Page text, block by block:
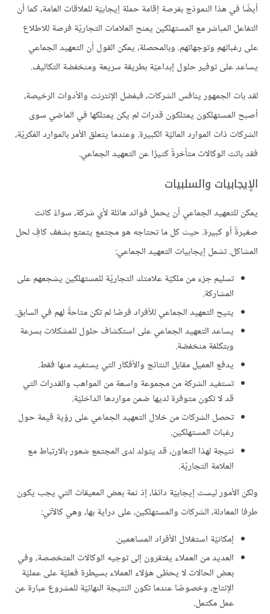
أيضًا في هذا النموذج بفرصة إقامة حملة إيجابيّة للعلاقات العامة، كما أن
التفاعل المباشر مع المستهلكين يمنح العلامات التجاريّة فرصة للاطلاع
على رغباتهم وتوجهاتهم. وبالمحصلة، يمكن القول أن التعهيد الجماعي
يساعد على توفير حلول إبداعيّة بطريقة سريعة ومنخفضة التكاليف.
لقد بات الجمهور ينافس الشركات، فبفضل الإنترنت والأدوات الرخيصة،
أصبح المستهلكون يمتلكون قدرات لم يكن يمتلكها في الماضي سوى
الشركات ذات الموارد الماليّة الكبيرة. وعندما يتعلق الأمر بالموارد الفكريّة،
فقد باتت الوكالات متأخرةً كثيرًا عن التعهيد الجماعي.
الإيجابيات والسلبيات
يمكن للتعهيد الجماعي أن يحمل فوائد هائلة لأي شركة، سواءً كانت
صغيرةً أو كبيرة. حيث كل ما تحتاجه هو مجتمع يتمتع بشغف كافٍ لحل
المشاكل. تشمل إيجابيات التعهيد الجماعي:
تسليم جزء من ملكيّة علامتك التجاريّة للمستهلكين يشجعهم على
المشاركة.
يتيح التعهيد الجماعي للأفراد فرصًا لم تكن متاحةً لهم في السابق.
يساعد التعهيد الجماعي على استكشاف حلول للمشكلات بسرعة
وبتكلفة منخفضة.
يدفع العميل مقابل النتائج والأفكار التي يستفيد منها فقط.
تستفيد الشركة من مجموعة واسعة من المواهب والقدرات التي
قد لا تكون متوفرة لديها ضمن مواردها الداخليّة.
تحصل الشركات من خلال التعهيد الجماعي على رؤية قيمة حول
رغبات المستهلكين.
نتيجة لهذا التعاون، قد يتولد لدى المجتمع شعور بالارتباط مع
العلامة التجاريّة.
ولكن الأمور ليست إيجابيّة دائمًا، إذ ثمة بعض المعيقات التي يجب يكون
طرفا المعادلة، الشركات والمستهلكين، على دراية بها، وهي كالآتي:
إمكانيّة استغلال الأفراد المساهمين.
العديد من العملاء يفتقرون إلى توجيه الوكالات المتخصصة، وفي
بعض الحالات لا يحظى هؤلاء العملاء بسيطرة فعليّة على عمليّة
الإنتاج، وخصوصًا عندما تكون النتيجة النهائيّة للمشروع عبارة عن
عمل مكتمل.